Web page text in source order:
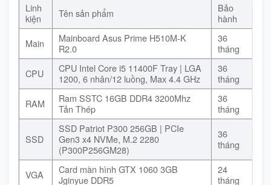
Linh
kiện
Tên sản phẩm
Bảo
hành
Main
Mainboard Asus Prime H510M-K
R2.0
36
tháng
CPU
CPU Intel Core i5 11400F Tray | LGA
1200, 6 nhân/12 luồng, Max 4.4 GHz
36
tháng
RAM
Ram SSTC 16GB DDR4 3200Mhz
Tản Thép
36
tháng
SSD
SSD Patriot P300 256GB | PCIe
Gen3 x4 NVMe, M.2 2280
(P300P256GM28)
36
tháng
VGA
Card màn hình GTX 1060 3GB
Jginyue DDR5
24
tháng